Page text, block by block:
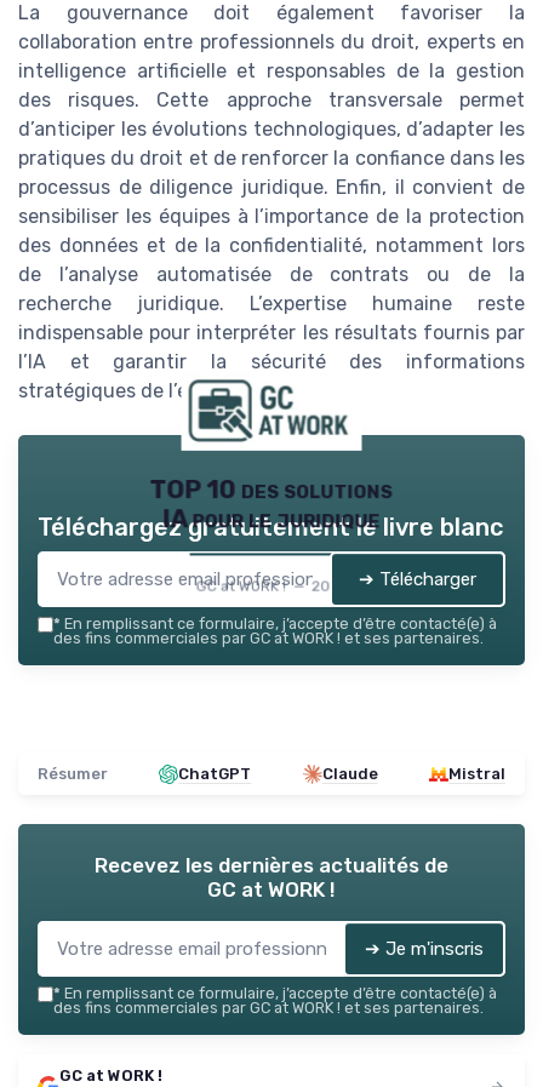
La gouvernance doit également favoriser la
collaboration entre professionnels du droit, experts en
intelligence artificielle et responsables de la gestion
des risques. Cette approche transversale permet
d’anticiper les évolutions technologiques, d’adapter les
pratiques du droit et de renforcer la confiance dans les
processus de diligence juridique. Enfin, il convient de
sensibiliser les équipes à l’importance de la protection
des données et de la confidentialité, notamment lors
de l’analyse automatisée de contrats ou de la
recherche juridique. L’expertise humaine reste
indispensable pour interpréter les résultats fournis par
l’IA et garantir la sécurité des informations
stratégiques de l’entreprise.
TOP 10 des solutions
IA pour le juridique
GC at WORK ! — 2026
Téléchargez gratuitement le livre blanc
➔ Télécharger
* En remplissant ce formulaire, j’accepte d’être contacté(e) à
des fins commerciales par GC at WORK ! et ses partenaires.
Résumer ChatGPT Claude Mistral
Recevez les dernières actualités de
GC at WORK !
➔ Je m'inscris
* En remplissant ce formulaire, j’accepte d’être contacté(e) à
des fins commerciales par GC at WORK ! et ses partenaires.
GC at WORK !